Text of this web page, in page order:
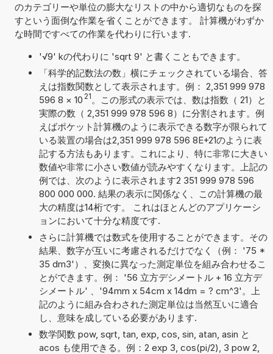
のカテゴリーや単位の膨大なリストの中から適切なものを探
すという面倒な作業を省くことができます。 計算機がわずか
な時間ですべての作業を代わりに行います.
'√9' kの代わりに 'sqrt 9' と書くこともできます。
「科学的記数法の数」横にチェックされている場合、答
えは指数関数として表示されます。例： 2,351 999 978
596 8 × 10 21 。この形式の表示では、数は指数（ 21）と
実際の数（ 2,351 999 978 596 8）に分割されます。例
えばポケット計算機のように表示できる数字が限られて
いる装置の場合は2,351 999 978 596 8E+21のように表
記する方法もあります。これにより、特に非常に大きい
数値や非常に小さい数値が読みやすくなります。上記の
例では、次のように表示されます2 351 999 978 596
800 000 000. 結果の表示に関係なく、この計算機の最
大の精度は14桁です。 これはほとんどのアプリケーシ
ョンにおいて十分な精度です.
さらに計算機では数式を使用することができます。その
結果、数字が互いに考慮されるだけでなく（例： '75 *
35 dm3'）、変換に異なった測定単位を組み合わせるこ
とができます。例： '56 立方デシメートル + 16 立方デ
シメートル' 、'94mm x 54cm x 14dm = ? cm^3'。上
記のように組み合わされた測定単位は当然互いに適合
し、意味を成している必要があります.
数学関数 pow, sqrt, tan, exp, cos, sin, atan, asin と
acos も使用できる。例：2 exp 3, cos(pi/2), 3 pow 2,